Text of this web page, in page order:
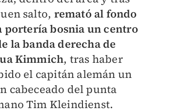
salto, remató al fondo
portería bosnia un centro
la banda derecha de
Kimmich, tras haber
el capitán alemán un
cabeceado del punta
Tim Kleindienst.